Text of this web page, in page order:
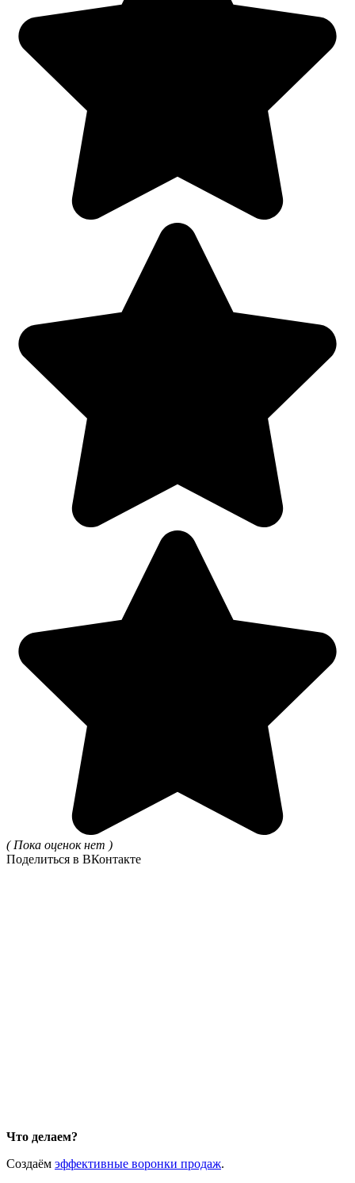
( Пока оценок нет )
Поделиться в ВКонтакте
Что делаем?
Создаём эффективные воронки продаж.